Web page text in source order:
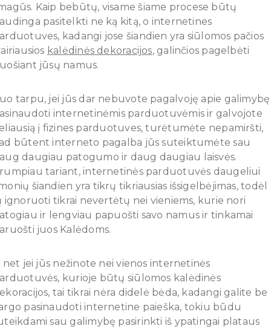
Kaip bebūtų, visame šiame procese būtų
pasitelkti ne ką kitą, o internetines
kadangi jose šiandien yra siūlomos pačios
kalėdinės dekoracijos, galinčios pagelbėti
jūsų namus.
tarpu, jei jūs dar nebuvote pagalvoję apie galimybę
internetinėmis parduotuvėmis ir galvojote
į fizines parduotuves, turėtumėte nepamiršti,
būtent interneto pagalba jūs suteiktumėte sau
daugiau patogumo ir daug daugiau laisvės.
tariant, internetinės parduotuvės daugeliui
šiandien yra tikrų tikriausias išsigelbėjimas, todėl
ignoruoti tikrai nevertėtų nei vieniems, kurie nori
ir lengviau papuošti savo namus ir tinkamai
juos Kalėdoms.
net jei jūs nežinote nei vienos internetinės
kurioje būtų siūlomos kalėdinės
tai tikrai nėra didelė bėda, kadangi galite be
pasinaudoti internetine paieška, tokiu būdu
sau galimybę pasirinkti iš ypatingai plataus